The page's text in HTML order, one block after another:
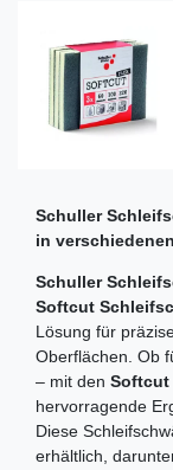
Schuller
in
Schuller
Softcut
Lösung für
Oberflächen. Ob
– mit den Softcut
hervorragende
Diese
erhältlich,